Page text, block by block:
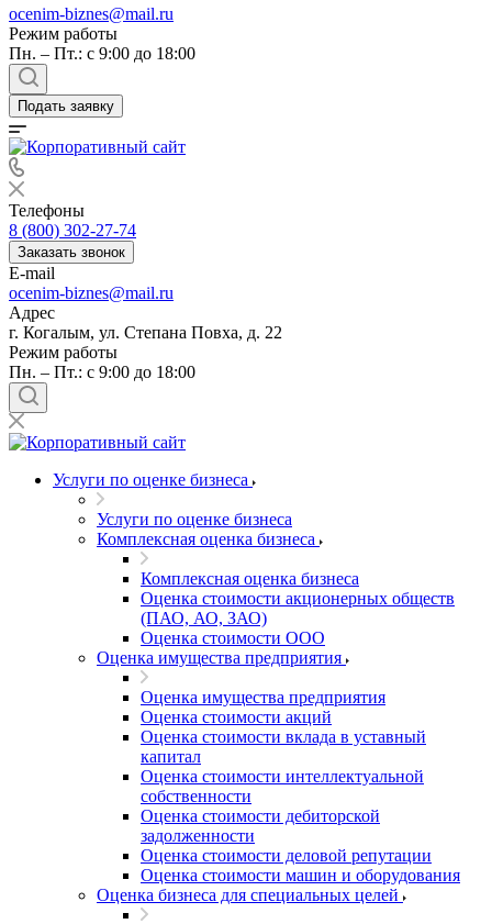
ocenim-biznes@mail.ru
Режим работы
Пн. – Пт.: с 9:00 до 18:00
Подать заявку
Телефоны
8 (800) 302-27-74
Заказать звонок
E-mail
ocenim-biznes@mail.ru
Адрес
г. Когалым, ул. Степана Повха, д. 22
Режим работы
Пн. – Пт.: с 9:00 до 18:00
Услуги по оценке бизнеса
Услуги по оценке бизнеса
Комплексная оценка бизнеса
Комплексная оценка бизнеса
Оценка стоимости акционерных обществ
(ПАО, АО, ЗАО)
Оценка стоимости ООО
Оценка имущества предприятия
Оценка имущества предприятия
Оценка стоимости акций
Оценка стоимости вклада в уставный
капитал
Оценка стоимости интеллектуальной
собственности
Оценка стоимости дебиторской
задолженности
Оценка стоимости деловой репутации
Оценка стоимости машин и оборудования
Оценка бизнеса для специальных целей